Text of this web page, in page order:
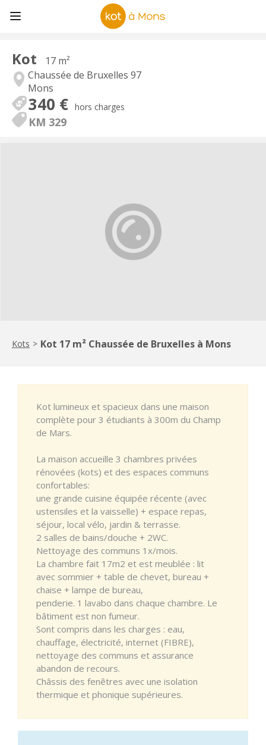
Kot
17 m²
Chaussée de Bruxelles 97
Mons
340 € hors charges
KM 329
Kots > Kot 17 m² Chaussée de Bruxelles à Mons
Kot lumineux et spacieux dans une maison
complète pour 3 étudiants à 300m du Champ
de Mars.
La maison accueille 3 chambres privées
rénovées (kots) et des espaces communs
confortables:
une grande cuisine équipée récente (avec
ustensiles et la vaisselle) + espace repas,
séjour, local vélo, jardin & terrasse.
2 salles de bains/douche + 2WC.
Nettoyage des communs 1x/mois.
La chambre fait 17m2 et est meublée : lit
avec sommier + table de chevet, bureau +
chaise + lampe de bureau,
penderie. 1 lavabo dans chaque chambre. Le
bâtiment est non fumeur.
Sont compris dans les charges : eau,
chauffage, électricité, internet (FIBRE),
nettoyage des communs et assurance
abandon de recours.
Châssis des fenêtres avec une isolation
thermique et phonique supérieures.